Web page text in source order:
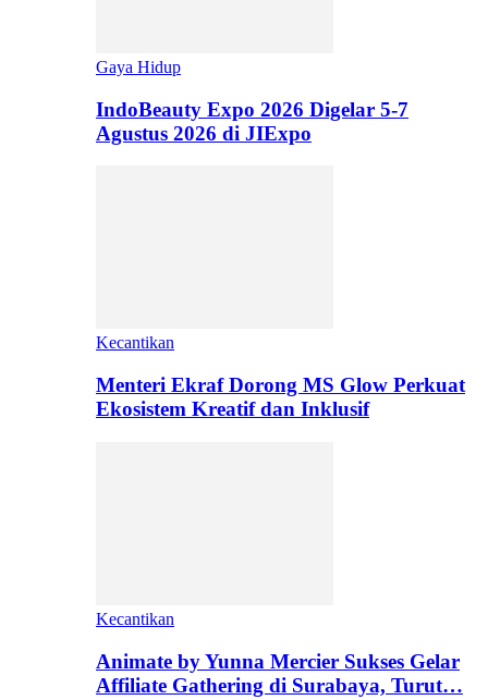
Gaya Hidup
IndoBeauty Expo 2026 Digelar 5-7
Agustus 2026 di JIExpo
Kecantikan
Menteri Ekraf Dorong MS Glow Perkuat
Ekosistem Kreatif dan Inklusif
Kecantikan
Animate by Yunna Mercier Sukses Gelar
Affiliate Gathering di Surabaya, Turut…